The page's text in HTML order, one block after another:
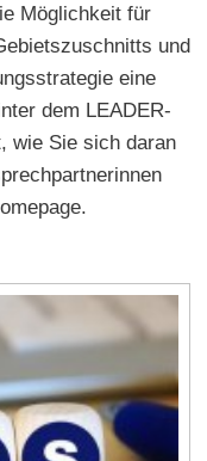
Möglichkeit für
und
eine
dem LEADER-
wie Sie sich daran